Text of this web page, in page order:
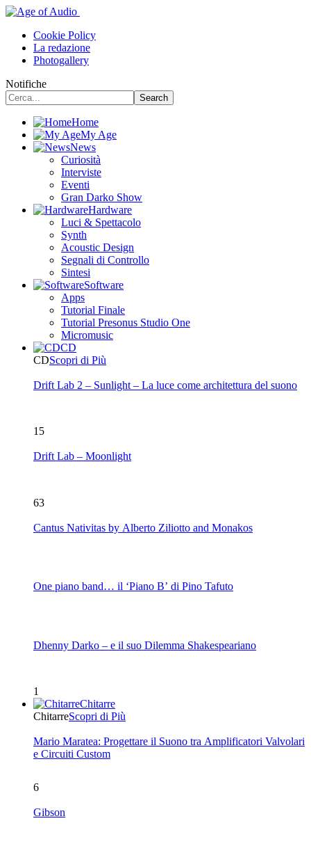
Cookie Policy
La redazione
Photogallery
Notifiche
Home
My Age
News
Curiosità
Interviste
Eventi
Gran Darko Show
Hardware
Luci & Spettacolo
Synth
Acoustic Design
Segnali di Controllo
Sintesi
Software
Apps
Tutorial Finale
Tutorial Presonus Studio One
Micromusic
CD
CDScopri di Più
Drift Lab 2 – Sunlight – La luce come architettura del suono
15
Drift Lab – Moonlight
63
Cantus Nativitas by Alberto Ziliotto and Monakos
One piano band… il ‘Piano B’ di Pino Tafuto
Dhenny Darko – e il suo Dilemma Shakespeariano
1
Chitarre
ChitarreScopri di Più
Mario Maratea: Progettare il Suono tra Amplificatori Valvolari
e Circuiti Custom
6
Gibson